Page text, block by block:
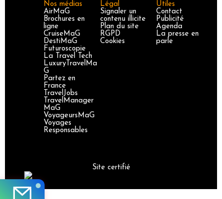
Nos médias
AirMaG
Brochures en
ligne
CruiseMaG
DestiMaG
Futuroscopie
La Travel Tech
LuxuryTravelMa
G
Partez en
France
TravelJobs
TravelManager
MaG
VoyageursMaG
Voyages
Responsables
Légal
Signaler un
contenu illicite
Plan du site
RGPD
Cookies
Utiles
Contact
Publicité
Agenda
La presse en
parle
Site certifié